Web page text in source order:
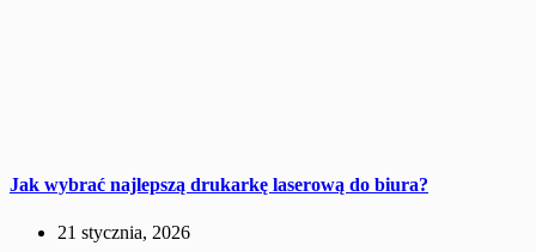
Jak wybrać najlepszą drukarkę laserową do biura?
21 stycznia, 2026